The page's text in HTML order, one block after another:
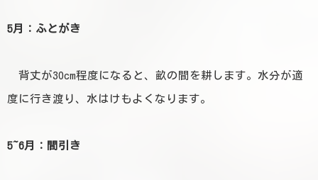
5月：ふとがき
背丈が30cm程度になると、畝の間を耕します。水分が適
度に行き渡り、水はけもよくなります。
5~6月：間引き